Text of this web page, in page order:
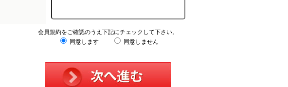
会員規約をご確認のうえ下記にチェックして下さい。
同意します
同意しません